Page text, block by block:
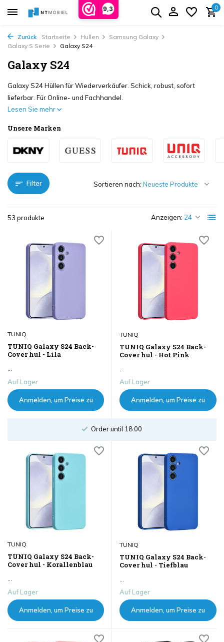
9,3 0
Zurück Startseite Hullen
Samsung Galaxy
Galaxy S Serie
Galaxy S24
Galaxy S24
Galaxy S24 Hüllen für Wiederverkäufer. Schick, robust, sofort
lieferbar. Für Online- und Fachhandel.
Lesen Sie mehr
Unsere Marken
Filter
53 produkte Anzeigen:
Sortieren nach:
TUNIQ
TUNIQ Galaxy S24 Back-
Cover hul - Lila
Auf Lager
Anmelden, um Preise zu
TUNIQ
TUNIQ Galaxy S24 Back-
Cover hul - Hot Pink
Auf Lager
Anmelden, um Preise zu
Order until 18:00
TUNIQ
TUNIQ Galaxy S24 Back-
Cover hul - Korallenblau
...
Auf Lager
Anmelden, um Preise zu
TUNIQ
TUNIQ Galaxy S24 Back-
Cover hul - Tiefblau
...
Auf Lager
Anmelden, um Preise zu